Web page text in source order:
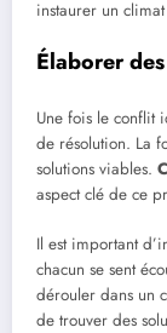
instaurer un
Élaborer
Une fois le conflit
de résolution. La
solutions viables.
aspect clé de ce
Il est important
chacun se sent
dérouler dans un
de trouver des